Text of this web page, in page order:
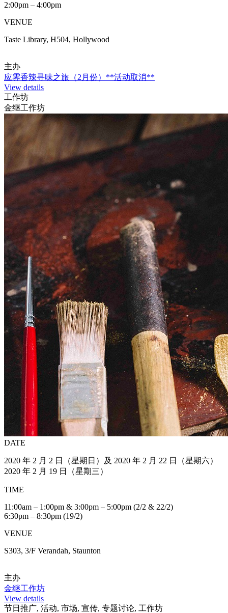
2:00pm – 4:00pm
VENUE
Taste Library, H504, Hollywood
主办
应霁香辣寻味之旅（2月份）**活动取消**
View details
工作坊
金继工作坊
DATE
2020 年 2 月 2 日（星期日）及 2020 年 2 月 22 日（星期六）
2020 年 2 月 19 日（星期三）
TIME
11:00am – 1:00pm & 3:00pm – 5:00pm (2/2 & 22/2)
6:30pm – 8:30pm (19/2)
VENUE
S303, 3/F Verandah, Staunton
主办
金继工作坊
View details
节日推广, 活动, 市场, 宣传, 专题讨论, 工作坊